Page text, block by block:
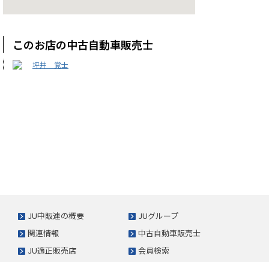
このお店の中古自動車販売士
坪井 覚士
JU中販連の概要
JUグループ
関連情報
中古自動車販売士
JU適正販売店
会員検索